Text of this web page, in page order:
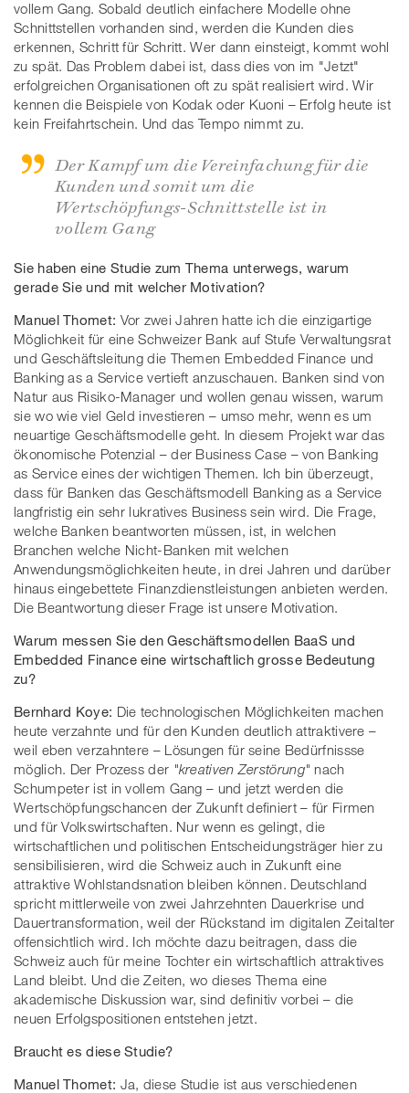
vollem Gang. Sobald deutlich einfachere Modelle ohne
Schnittstellen vorhanden sind, werden die Kunden dies
erkennen, Schritt für Schritt. Wer dann einsteigt, kommt wohl
zu spät. Das Problem dabei ist, dass dies von im "Jetzt"
erfolgreichen Organisationen oft zu spät realisiert wird. Wir
kennen die Beispiele von Kodak oder Kuoni – Erfolg heute ist
kein Freifahrtschein. Und das Tempo nimmt zu.
Der Kampf um die Vereinfachung für die
Kunden und somit um die
Wertschöpfungs-Schnittstelle ist in
vollem Gang
Sie haben eine Studie zum Thema unterwegs, warum
gerade Sie und mit welcher Motivation?
Manuel Thomet: Vor zwei Jahren hatte ich die einzigartige
Möglichkeit für eine Schweizer Bank auf Stufe Verwaltungsrat
und Geschäftsleitung die Themen Embedded Finance und
Banking as a Service vertieft anzuschauen. Banken sind von
Natur aus Risiko-Manager und wollen genau wissen, warum
sie wo wie viel Geld investieren – umso mehr, wenn es um
neuartige Geschäftsmodelle geht. In diesem Projekt war das
ökonomische Potenzial – der Business Case – von Banking
as Service eines der wichtigen Themen. Ich bin überzeugt,
dass für Banken das Geschäftsmodell Banking as a Service
langfristig ein sehr lukratives Business sein wird. Die Frage,
welche Banken beantworten müssen, ist, in welchen
Branchen welche Nicht-Banken mit welchen
Anwendungsmöglichkeiten heute, in drei Jahren und darüber
hinaus eingebettete Finanzdienstleistungen anbieten werden.
Die Beantwortung dieser Frage ist unsere Motivation.
Warum messen Sie den Geschäftsmodellen BaaS und
Embedded Finance eine wirtschaftlich grosse Bedeutung
zu?
Bernhard Koye: Die technologischen Möglichkeiten machen
heute verzahnte und für den Kunden deutlich attraktivere –
weil eben verzahntere – Lösungen für seine Bedürfnissse
möglich. Der Prozess der "kreativen Zerstörung" nach
Schumpeter ist in vollem Gang – und jetzt werden die
Wertschöpfungschancen der Zukunft definiert – für Firmen
und für Volkswirtschaften. Nur wenn es gelingt, die
wirtschaftlichen und politischen Entscheidungsträger hier zu
sensibilisieren, wird die Schweiz auch in Zukunft eine
attraktive Wohlstandsnation bleiben können. Deutschland
spricht mittlerweile von zwei Jahrzehnten Dauerkrise und
Dauertransformation, weil der Rückstand im digitalen Zeitalter
offensichtlich wird. Ich möchte dazu beitragen, dass die
Schweiz auch für meine Tochter ein wirtschaftlich attraktives
Land bleibt. Und die Zeiten, wo dieses Thema eine
akademische Diskussion war, sind definitiv vorbei – die
neuen Erfolgspositionen entstehen jetzt.
Braucht es diese Studie?
Manuel Thomet: Ja, diese Studie ist aus verschiedenen